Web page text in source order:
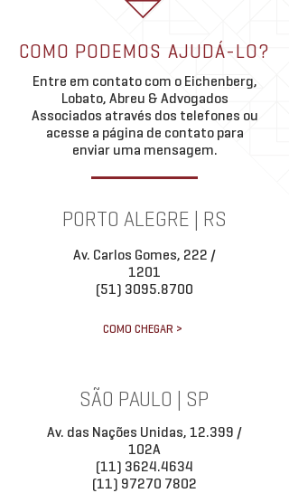
PORTO ALEGRE | RS
Av. Carlos Gomes, 222 /
1201
(51) 3095.8700
COMO CHEGAR >
SÃO PAULO | SP
Av. das Nações Unidas, 12.399 /
102A
(11) 3624.4634
(11) 97270 7802
COMO PODEMOS AJUDÁ-LO?
Entre em contato com o Eichenberg,
Lobato, Abreu & Advogados
Associados através dos telefones ou
acesse a página de contato para
enviar uma mensagem.